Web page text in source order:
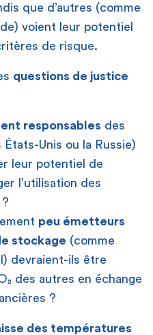
que d’autres (comme
voient leur potentiel
de risque.
questions de justice
responsables des
Unis ou la Russie)
leur potentiel de
l’utilisation des
peu émetteurs
stockage (comme
devraient-ils être
des autres en échange
?
des températures